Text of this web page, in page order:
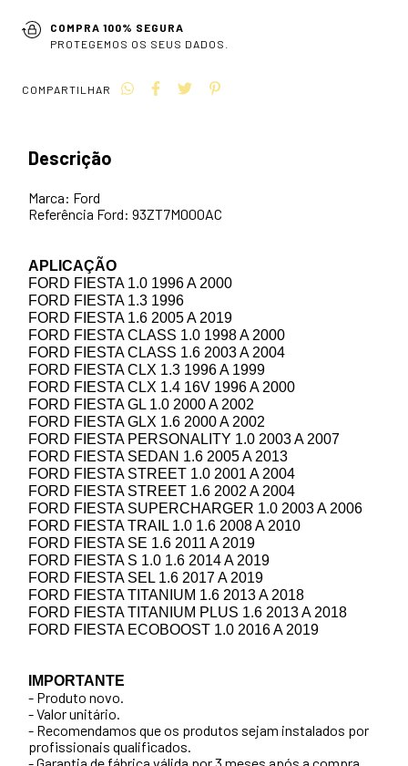
COMPRA 100% SEGURA
PROTEGEMOS OS SEUS DADOS.
COMPARTILHAR
Descrição
Marca: Ford
Referência Ford: 93ZT7M000AC
APLICAÇÃO
FORD FIESTA 1.0 1996 A 2000
FORD FIESTA 1.3 1996
FORD FIESTA 1.6 2005 A 2019
FORD FIESTA CLASS 1.0 1998 A 2000
FORD FIESTA CLASS 1.6 2003 A 2004
FORD FIESTA CLX 1.3 1996 A 1999
FORD FIESTA CLX 1.4 16V 1996 A 2000
FORD FIESTA GL 1.0 2000 A 2002
FORD FIESTA GLX 1.6 2000 A 2002
FORD FIESTA PERSONALITY 1.0 2003 A 2007
FORD FIESTA SEDAN 1.6 2005 A 2013
FORD FIESTA STREET 1.0 2001 A 2004
FORD FIESTA STREET 1.6 2002 A 2004
FORD FIESTA SUPERCHARGER 1.0 2003 A 2006
FORD FIESTA TRAIL 1.0 1.6 2008 A 2010
FORD FIESTA SE 1.6 2011 A 2019
FORD FIESTA S 1.0 1.6 2014 A 2019
FORD FIESTA SEL 1.6 2017 A 2019
FORD FIESTA TITANIUM 1.6 2013 A 2018
FORD FIESTA TITANIUM PLUS 1.6 2013 A 2018
FORD FIESTA ECOBOOST 1.0 2016 A 2019
IMPORTANTE
- Produto novo.
- Valor unitário.
- Recomendamos que os produtos sejam instalados por
profissionais qualificados.
- Garantia de fábrica válida por 3 meses após a compra.